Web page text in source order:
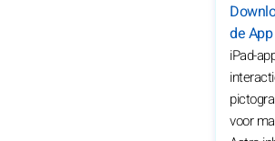
de
iPad-
voor